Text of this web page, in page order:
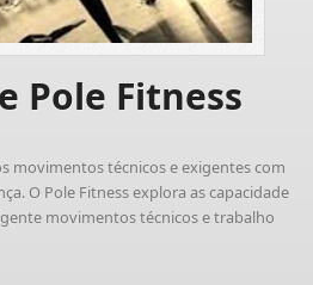
Pole Fitness
movimentos técnicos e exigentes com
O Pole Fitness explora as capacidade
movimentos técnicos e trabalho